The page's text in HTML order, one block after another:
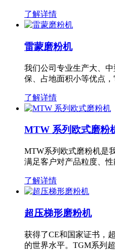
了解详情
雷蒙磨粉机
我们公司专业生产大、
保、占地面积小等优点
了解详情
MTW 系列欧式磨粉
MTW系列欧式磨粉机是
满足客户对产品粒度、
了解详情
超压梯形磨粉机
获得了CE和国家证书，
的世界水平。TGM系列